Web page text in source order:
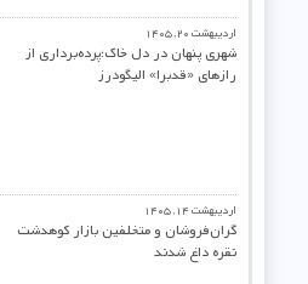
اردیبهشت ۲۰, ۱۴۰۵
شهری پنهان در دل خاک؛پرده‌برداری از
رازهای «قدبرا» الیگودرز
اردیبهشت ۱۴, ۱۴۰۵
گران‌فروشان و متخلفین بازار کوهدشت
نقره داغ شدند